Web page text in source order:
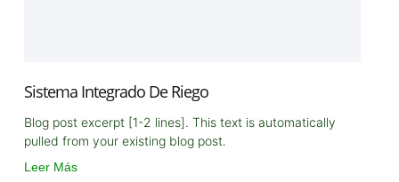
Sistema Integrado De Riego
Blog post excerpt [1-2 lines]. This text is automatically
pulled from your existing blog post.
Leer Más